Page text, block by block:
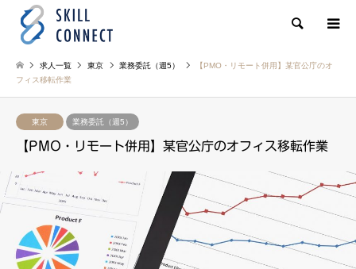
検索
求人一覧 東京 業務委託（週5）
【PMO・リモート併用】某官公庁のオ
フィス移転作業
東京 業務委託（週5）
【PMO・リモート併用】某官公庁のオフィス移転作業